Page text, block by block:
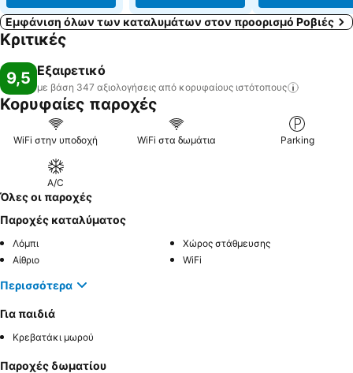
Εμφάνιση όλων των καταλυμάτων στον προορισμό Ροβιές
Κριτικές
9,5 Εξαιρετικό
με βάση 347 αξιολογήσεις από κορυφαίους ιστότοπους
Κορυφαίες παροχές
WiFi στην υποδοχή WiFi στα δωμάτια Parking
A/C
Όλες οι παροχές
Παροχές καταλύματος
Λόμπι
Χώρος στάθμευσης
Αίθριο
WiFi
Περισσότερα
Για παιδιά
Κρεβατάκι μωρού
Παροχές δωματίου